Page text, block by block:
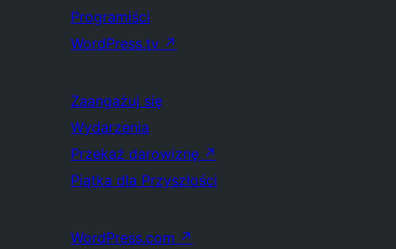
Programiści
WordPress.tv ↗
Zaangażuj się
Wydarzenia
Przekaż darowiznę ↗
Piątka dla Przyszłości
WordPress.com ↗